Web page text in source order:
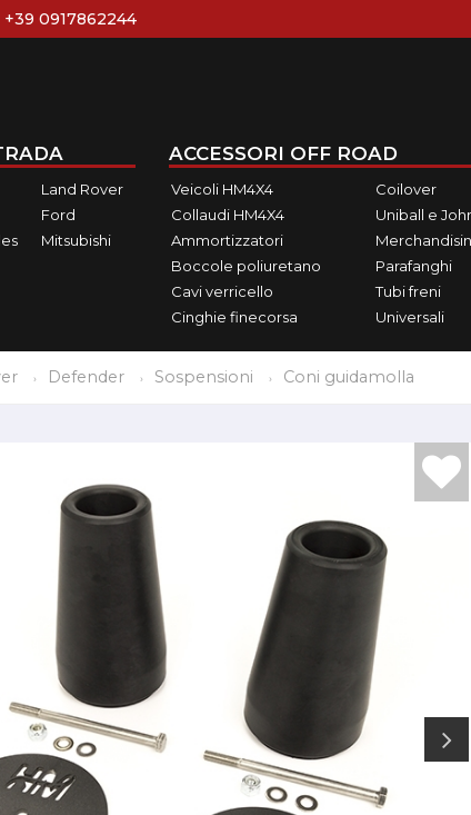
+39 0917862244
Land Rover
Ford
Mitsubishi
ACCESSORI OFF ROAD
Veicoli HM4X4
Collaudi HM4X4
Ammortizzatori
Boccole poliuretano
Cavi verricello
Cinghie finecorsa
Coilover
Uniball e
Parafanghi
Tubi freni
Universali
Defender Sospensioni Coni guidamolla